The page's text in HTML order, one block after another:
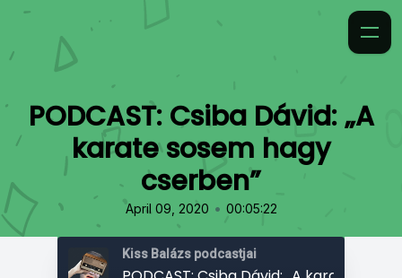
PODCAST: Csiba Dávid: „A
karate sosem hagy
cserben”
April 09, 2020 • 00:05:22
Kiss Balázs podcastjai